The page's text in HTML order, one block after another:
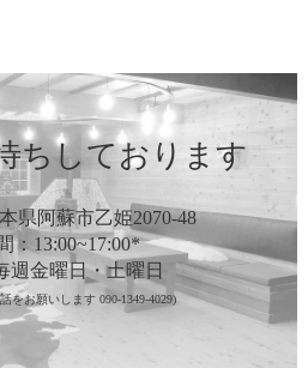
ちしております
県阿蘇市乙姫2070-48
：13:00~17:00*
週金曜日・土曜日
をお願いします 090-1349-4029)